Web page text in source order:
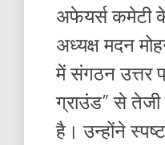
अफेयर्स कमेटी
अध्यक्ष मदन
में संगठन उत्तर
ग्राउंड” से तेजी
है। उन्होंने